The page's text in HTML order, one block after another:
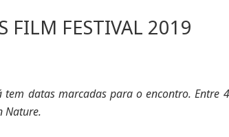
FILM FESTIVAL 2019
datas marcadas para o encontro. Entre
Nature.